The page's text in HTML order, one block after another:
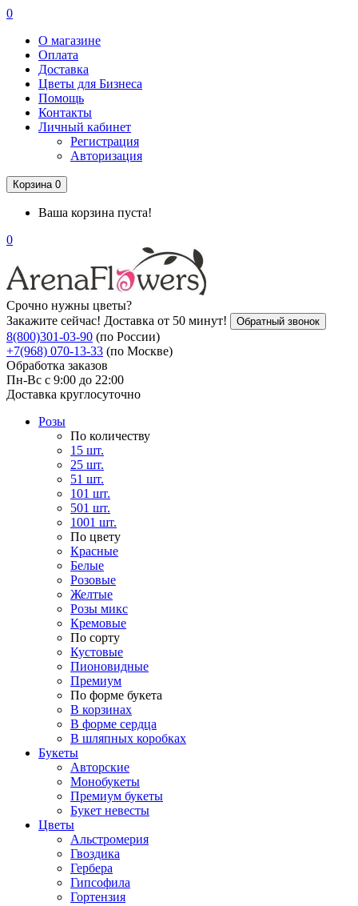
0
О магазине
Оплата
Доставка
Цветы для Бизнеса
Помощь
Контакты
Личный кабинет
Регистрация
Авторизация
Корзина 0
Ваша корзина пуста!
0
Срочно нужны цветы?
Закажите сейчас! Доставка от 50 минут!
Обратный звонок
8(800)301-03-90 (по России)
+7(968) 070-13-33 (по Москве)
Обработка заказов
Пн-Вс с 9:00 до 22:00
Доставка круглосуточно
Розы
По количеству
15 шт.
25 шт.
51 шт.
101 шт.
501 шт.
1001 шт.
По цвету
Красные
Белые
Розовые
Желтые
Розы микс
Кремовые
По сорту
Кустовые
Пионовидные
Премиум
По форме букета
В корзинах
В форме сердца
В шляпных коробках
Букеты
Авторские
Монобукеты
Премиум букеты
Букет невесты
Цветы
Альстромерия
Гвоздика
Гербера
Гипсофила
Гортензия